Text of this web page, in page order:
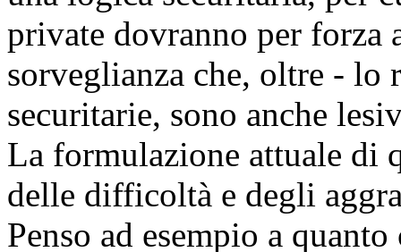
private dovranno per forza
sorveglianza che, oltre - lo
securitarie, sono anche
La formulazione attuale di
delle difficoltà e degli
Penso ad esempio a